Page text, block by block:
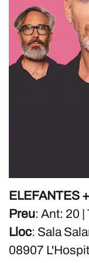
ELEFANTES
Preu: Ant: 20 |
Lloc: Sala
08907